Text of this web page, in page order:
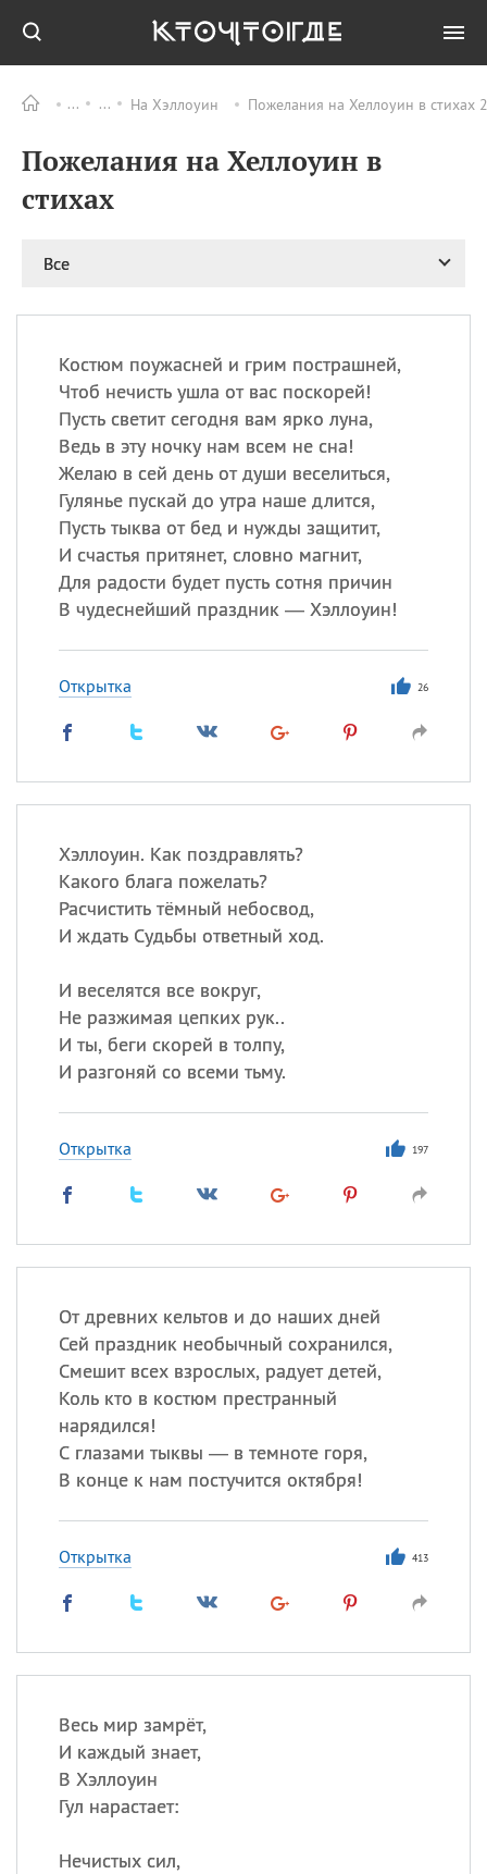
На Хэллоуин Пожелания на Хеллоуин в стихах
Пожелания на Хеллоуин в
стихах
Все
Костюм поужасней и грим пострашней,
Чтоб нечисть ушла от вас поскорей!
Пусть светит сегодня вам ярко луна,
Ведь в эту ночку нам всем не сна!
Желаю в сей день от души веселиться,
Гулянье пускай до утра наше длится,
Пусть тыква от бед и нужды защитит,
И счастья притянет, словно магнит,
Для радости будет пусть сотня причин
В чудеснейший праздник — Хэллоуин!
Открытка 26
Хэллоуин. Как поздравлять?
Какого блага пожелать?
Расчистить тёмный небосвод,
И ждать Судьбы ответный ход.
И веселятся все вокруг,
Не разжимая цепких рук..
И ты, беги скорей в толпу,
И разгоняй со всеми тьму.
Открытка 197
От древних кельтов и до наших дней
Сей праздник необычный сохранился,
Смешит всех взрослых, радует детей,
Коль кто в костюм престранный
нарядился!
С глазами тыквы — в темноте горя,
В конце к нам постучится октября!
Открытка 413
Весь мир замрёт,
И каждый знает,
В Хэллоуин
Гул нарастает:
Нечистых сил,
ПРАЗДНИКИ Все
08.08 День «Счастье
случается» (Happiness
великомученика
покровителя всех
врачей и целителя
больных
09.08 День книголюбов (Book
ИМЕНА
Сегодня празднуют именины
происхождение